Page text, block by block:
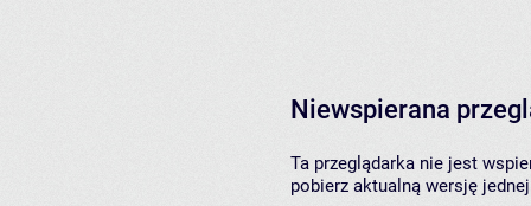
Niewspierana
Ta przeglądarka nie jest
pobierz aktualną wersję